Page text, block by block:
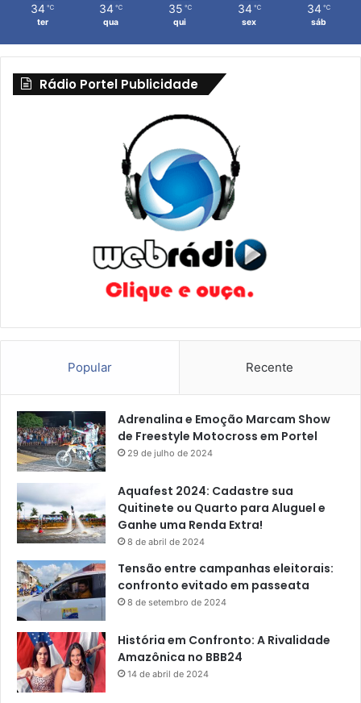
34 ℃
ter
34 ℃
qua
35 ℃
qui
34 ℃
sex
34 ℃
sáb
Rádio Portel Publicidade
Popular Recente
Adrenalina e Emoção Marcam Show
de Freestyle Motocross em Portel
29 de julho de 2024
Aquafest 2024: Cadastre sua
Quitinete ou Quarto para Aluguel e
Ganhe uma Renda Extra!
8 de abril de 2024
Tensão entre campanhas eleitorais:
confronto evitado em passeata
8 de setembro de 2024
História em Confronto: A Rivalidade
Amazônica no BBB24
14 de abril de 2024